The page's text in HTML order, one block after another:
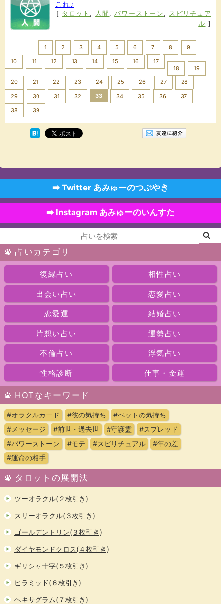
これ♪
[ タロット , 人間 ,パワーストーン , スピリチュア
ル ]
1 2 3 4 5 6 7 8 9
10 11 12 13 14 15 16
17
18
19
20 21 22 23 24 25 26 27 28
29 30 31 32 33 34 35 36 37
38 39
➡️ Twitter あみゅーのつぶやき
➡️ Instagram あみゅーのいんすた
占いカテゴリ
復縁占い 相性占い
出会い占い 恋愛占い
恋愛運 結婚占い
片想い占い 運勢占い
不倫占い 浮気占い
性格診断 仕事・金運
HOTなキーワード
#オラクルカード #彼の気持ち
#ペットの気持ち
#メッセージ
#前世・過去世 #守護霊
#スプレッド
#パワーストーン
#モテ #スピリチュアル
#年の差
#運命の相手
タロットの展開法
ツーオラクル(２枚引き)
スリーオラクル(３枚引き)
ゴールデントリン(３枚引き)
ダイヤモンドクロス(４枚引き)
ギリシャ十字(５枚引き)
ピラミッド(６枚引き)
ヘキサグラム(７枚引き)